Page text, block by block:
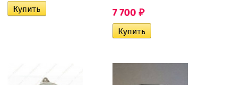
7 700 ₽